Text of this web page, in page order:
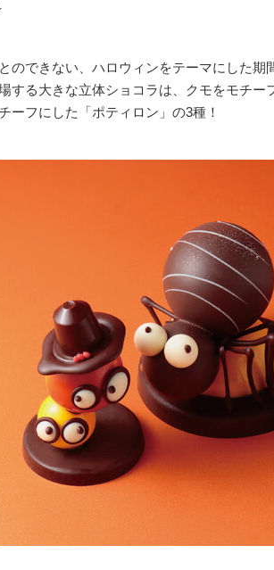
のできない、ハロウィンをテーマにした期
する大きな立体ショコラは、クモをモチ
ーフにした「ポティロン」の3種！